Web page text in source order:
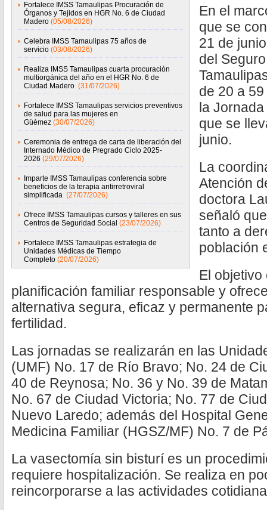
Fortalece IMSS Tamaulipas Procuración de
Órganos y Tejidos en HGR No. 6 de Ciudad
Madero (05/08/2026)
Celebra IMSS Tamaulipas 75 años de
servicio (03/08/2026)
Realiza IMSS Tamaulipas cuarta procuración
multiorgánica del año en el HGR No. 6 de
Ciudad Madero (31/07/2026)
Fortalece IMSS Tamaulipas servicios preventivos
de salud para las mujeres en
Güémez (30/07/2026)
Ceremonia de entrega de carta de liberación del
Internado Médico de Pregrado Ciclo 2025-
2026 (29/07/2026)
Imparte IMSS Tamaulipas conferencia sobre
beneficios de la terapia antirretroviral
simplificada (27/07/2026)
Ofrece IMSS Tamaulipas cursos y talleres en sus
Centros de Seguridad Social (23/07/2026)
Fortalece IMSS Tamaulipas estrategia de
Unidades Médicas de Tiempo
Completo (20/07/2026)
En el
que se
21 de
del
de 20 a
la
que se
junio.
La
Atención
doctora
señaló
tanto a
población
El
planificación familiar responsable y
alternativa segura, eficaz y permanente
fertilidad.
Las jornadas se realizarán en las
(UMF) No. 17 de Río Bravo; No. 24 de
40 de Reynosa; No. 36 y No. 39 de
No. 67 de Ciudad Victoria; No. 77 de
Nuevo Laredo; además del Hospital
Medicina Familiar (HGSZ/MF) No. 7 de
La vasectomía sin bisturí es un
requiere hospitalización. Se realiza en
reincorporarse a las actividades